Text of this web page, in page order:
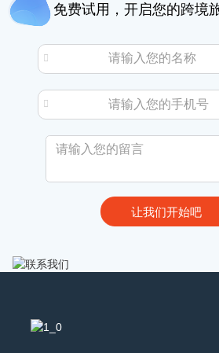
流活动成功
举办
方向。…
拓全
年）》
免费试用，开启您的跨境